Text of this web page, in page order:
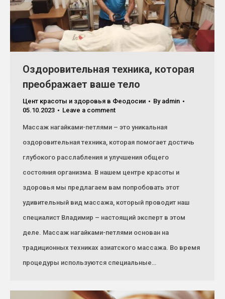
Оздоровительная техника, которая
преображает ваше тело
Цент красоты и здоровья в Феодосии By admin
05.10.2023
Leave a comment
Массаж нагайками-петлями – это уникальная
оздоровительная техника, которая помогает достичь
глубокого расслабления и улучшения общего
состояния организма. В нашем центре красоты и
здоровья мы предлагаем вам попробовать этот
удивительный вид массажа, который проводит наш
специалист Владимир – настоящий эксперт в этом
деле. Массаж нагайками-петлями основан на
традиционных техниках азиатского массажа. Во время
процедуры используются специальные…